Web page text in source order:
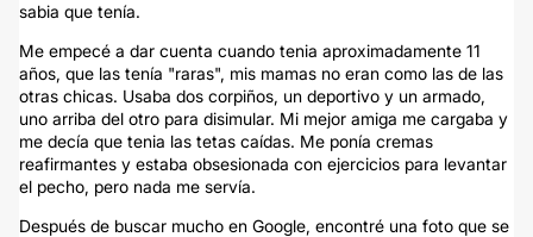
sabia que tenía.
Me empecé a dar cuenta cuando tenia aproximadamente 11
años, que las tenía "raras", mis mamas no eran como las de las
otras chicas. Usaba dos corpiños, un deportivo y un armado,
uno arriba del otro para disimular. Mi mejor amiga me cargaba y
me decía que tenia las tetas caídas. Me ponía cremas
reafirmantes y estaba obsesionada con ejercicios para levantar
el pecho, pero nada me servía.
Después de buscar mucho en Google, encontré una foto que se